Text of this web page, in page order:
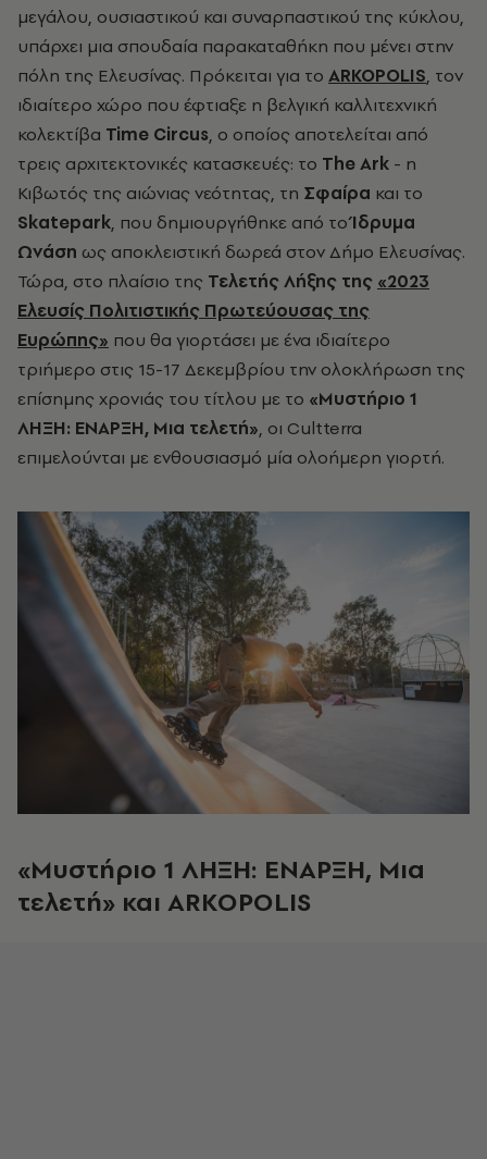
μεγάλου, ουσιαστικού και συναρπαστικού της κύκλου,
υπάρχει μια σπουδαία παρακαταθήκη που μένει στην
πόλη της Ελευσίνας. Πρόκειται για το ARKOPOLIS, τον
ιδιαίτερο χώρο που έφτιαξε η βελγική καλλιτεχνική
κολεκτίβα Time Circus, ο οποίος αποτελείται από
τρεις αρχιτεκτονικές κατασκευές: το The Ark - η
Κιβωτός της αιώνιας νεότητας, τη Σφαίρα και το
Skatepark, που δημιουργήθηκε από τοΊδρυμα
Ωνάση ως αποκλειστική δωρεά στον Δήμο Ελευσίνας.
Τώρα, στο πλαίσιο της Τελετής Λήξης της «2023
Ελευσίς Πολιτιστικής Πρωτεύουσας της
Ευρώπης» που θα γιορτάσει με ένα ιδιαίτερο
τριήμερο στις 15-17 Δεκεμβρίου την ολοκλήρωση της
επίσημης χρονιάς του τίτλου με το «Μυστήριο 1
ΛΗΞΗ: ΕΝΑΡΞΗ, Μια τελετή», οι Cultterra
επιμελούνται με ενθουσιασμό μία ολοήμερη γιορτή.
«Μυστήριο 1 ΛΗΞΗ: ΕΝΑΡΞΗ, Μια
τελετή» και ARKOPOLIS